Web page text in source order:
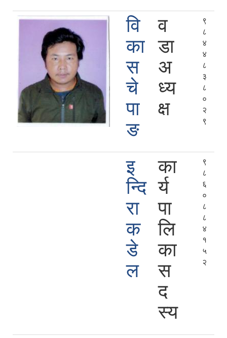
वि
का
स
चे
पा
ङ
व
डा
अ
ध्य
क्ष
९
८
४
४
८
३
८
०
२
९
इ
न्दि
रा
क
डे
ल
का
र्य
पा
लि
का
स
द
स्य
९
८
६
०
८
८
४
१
५
२